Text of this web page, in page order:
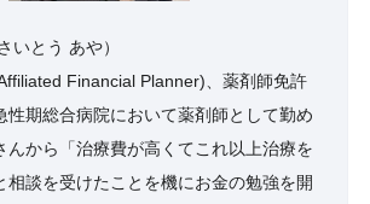
いとう あや）
Financial Planner)、薬剤師免許
性期総合病院において薬剤師として勤め
んから「治療費が高くてこれ以上治療を
相談を受けたことを機にお金の勉強を開